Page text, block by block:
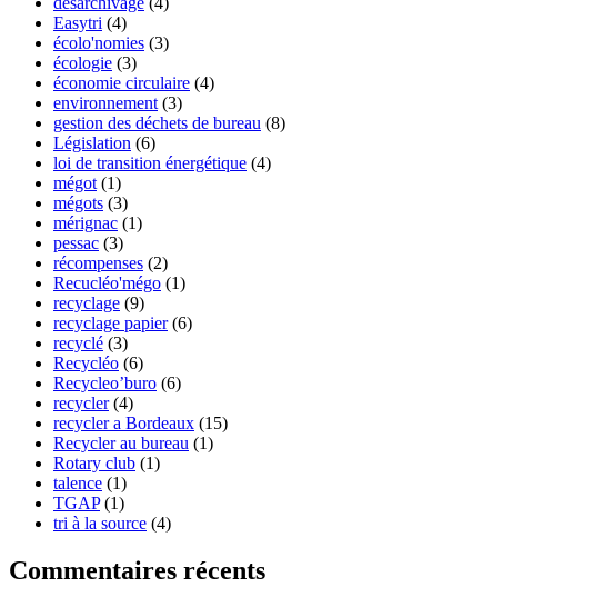
Easytri (4)
écolo'nomies (3)
écologie (3)
économie circulaire (4)
environnement (3)
gestion des déchets de bureau (8)
Législation (6)
loi de transition énergétique (4)
mégot (1)
mégots (3)
mérignac (1)
pessac (3)
récompenses (2)
Recucléo'mégo (1)
recyclage (9)
recyclage papier(6)
recyclé (3)
Recycléo (6)
Recycleo’buro (6)
recycler(4)
recycler a Bordeaux (15)
Recycler au bureau (1)
Rotary club (1)
talence (1)
TGAP(1)
tri à la source (4)
Commentaires récents